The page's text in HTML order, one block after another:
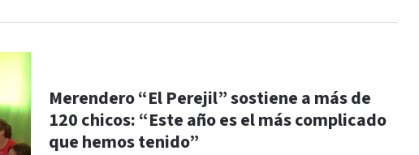
Merendero “El Perejil” sostiene a más de
120 chicos: “Este año es el más complicado
que hemos tenido”